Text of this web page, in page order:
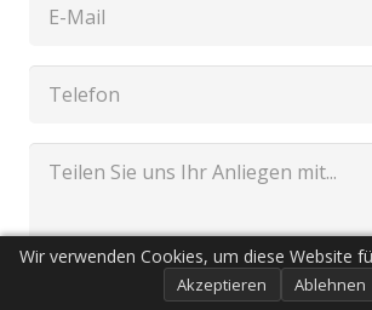
Wir verwenden Cookies, um diese Website
Akzeptieren Ablehnen